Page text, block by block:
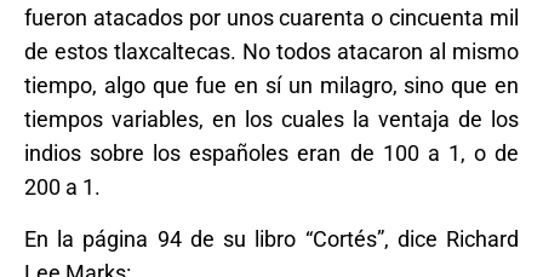
fueron atacados por unos cuarenta o cincuenta mil
de estos tlaxcaltecas. No todos atacaron al mismo
tiempo, algo que fue en sí un milagro, sino que en
tiempos variables, en los cuales la ventaja de los
indios sobre los españoles eran de 100 a 1, o de
200 a 1.
En la página 94 de su libro “Cortés”, dice Richard